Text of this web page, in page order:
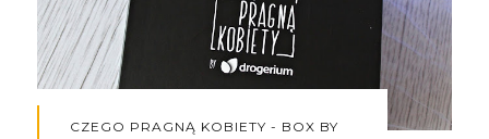
CZEGO PRAGNĄ KOBIETY - BOX BY